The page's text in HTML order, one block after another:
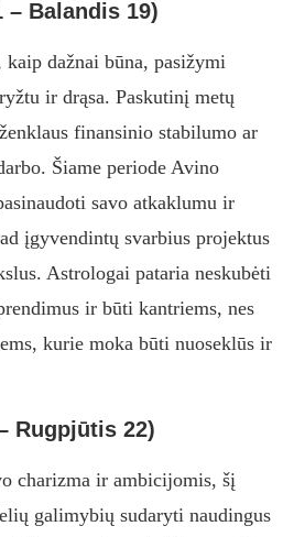
– Balandis 19)
dažnai būna, pasižymi
ir drąsa. Paskutinį metų
finansinio stabilumo ar
Šiame periode Avino
savo atkaklumu ir
įgyvendintų svarbius projektus
Astrologai pataria neskubėti
ir būti kantriems, nes
kurie moka būti nuoseklūs ir
Rugpjūtis 22)
charizma ir ambicijomis, šį
galimybių sudaryti naudingus